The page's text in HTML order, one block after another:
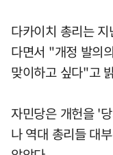
다카이치 총리는
다면서 "개정 발의
맞이하고 싶다"고
자민당은 개헌을 '
나 역대 총리들 대